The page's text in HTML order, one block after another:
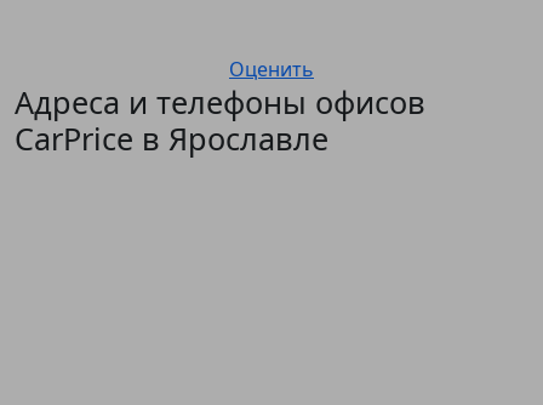
Оценить
Адреса и телефоны офисов
CarPrice в Ярославле